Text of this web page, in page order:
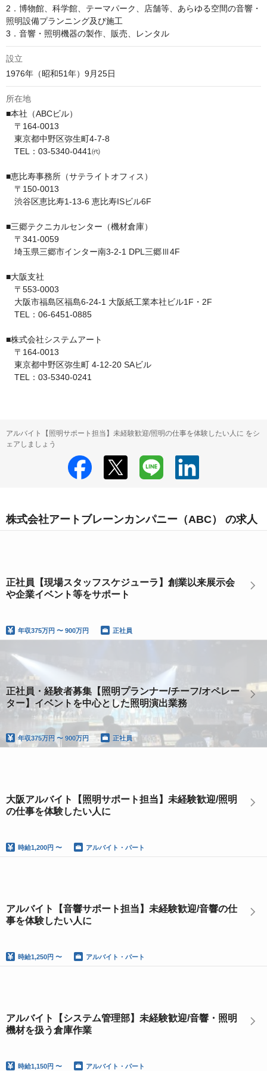
2．博物館、科学館、テーマパーク、店舗等、あらゆる空間の音響・
照明設備プランニング及び施工
3．音響・照明機器の製作、販売、レンタル
設立
1976年（昭和51年）9月25日
所在地
■本社（ABCビル）
〒164-0013
東京都中野区弥生町4-7-8
TEL：03-5340-0441㈹
■恵比寿事務所（サテライトオフィス）
〒150-0013
渋谷区恵比寿1-13-6 恵比寿ISビル6F
■三郷テクニカルセンター（機材倉庫）
〒341-0059
埼玉県三郷市インター南3-2-1 DPL三郷Ⅲ4F
■大阪支社
〒553-0003
大阪市福島区福島6-24-1 大阪紙工業本社ビル1F・2F
TEL：06-6451-0885
■株式会社システムアート
〒164-0013
東京都中野区弥生町 4-12-20 SAビル
TEL：03-5340-0241
アルバイト【照明サポート担当】未経験歓迎/照明の仕事を体験したい人に をシ
ェアしましょう
株式会社アートブレーンカンパニー（ABC） の求人
正社員【現場スタッフスケジューラ】創業以来展示会
や企業イベント等をサポート
年収375万円 〜 900万円 正社員
正社員・経験者募集【照明プランナー/チーフ/オペレー
ター】イベントを中心とした照明演出業務
年収375万円 〜 900万円 正社員
大阪アルバイト【照明サポート担当】未経験歓迎/照明
の仕事を体験したい人に
時給1,200円 〜 アルバイト・パート
アルバイト【音響サポート担当】未経験歓迎/音響の仕
事を体験したい人に
時給1,250円 〜 アルバイト・パート
アルバイト【システム管理部】未経験歓迎/音響・照明
機材を扱う倉庫作業
時給1,150円 〜 アルバイト・パート